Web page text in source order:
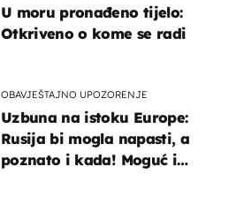
U moru pronađeno tijelo:
Otkriveno o kome se radi
OBAVJEŠTAJNO UPOZORENJE
Uzbuna na istoku Europe:
Rusija bi mogla napasti, a
poznato i kada! Moguć i